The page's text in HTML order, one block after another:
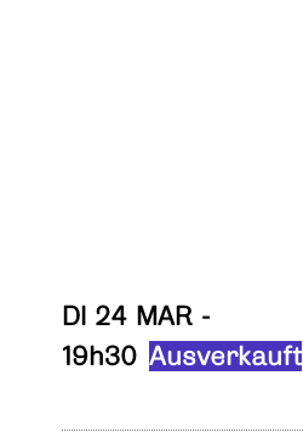
DI 24 MAR -
19h30 Ausverkauft